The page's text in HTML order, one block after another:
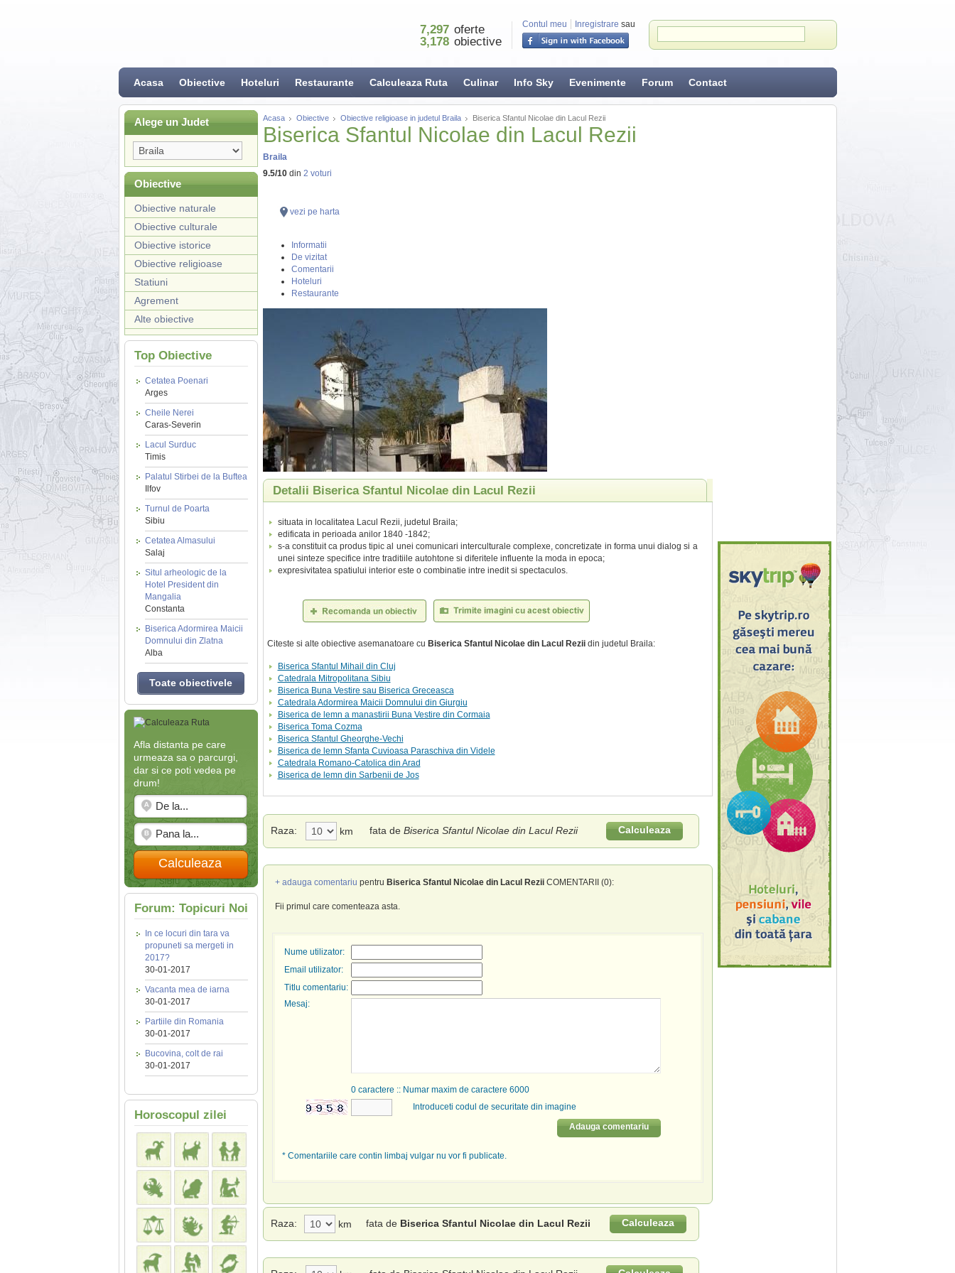
Contul meu Inregistrare sau
7,297 oferte
3,178 obiective
Acasa Obiective Hoteluri Restaurante Calculeaza Ruta Culinar Info Sky Evenimente Forum Contact
Alege un Judet
Obiective
Obiective naturale
Obiective culturale
Obiective istorice
Obiective religioase
Statiuni
Agrement
Alte obiective
Top Obiective
Cetatea Poenari
Arges
Cheile Nerei
Caras-Severin
Lacul Surduc
Timis
Palatul Stirbei de la Buftea
Ilfov
Turnul de Poarta
Sibiu
Cetatea Almasului
Salaj
Situl arheologic de la
Hotel President din
Mangalia
Constanta
Biserica Adormirea Maicii
Domnului din Zlatna
Alba
Toate obiectivele
Afla distanta pe care
urmeaza sa o parcurgi,
dar si ce poti vedea pe
drum!
Calculeaza
Forum: Topicuri Noi
In ce locuri din tara va
propuneti sa mergeti in
2017?
30-01-2017
Vacanta mea de iarna
30-01-2017
Partiile din Romania
30-01-2017
Bucovina, colt de rai
30-01-2017
Horoscopul zilei
Acasa Obiective Obiective religioase in judetul Braila Biserica Sfantul Nicolae din Lacul Rezii
Biserica Sfantul Nicolae din Lacul Rezii
Braila
9.5/10din 2 voturi
vezi pe harta
Informatii
De vizitat
Comentarii
Hoteluri
Restaurante
Detalii Biserica Sfantul Nicolae din Lacul Rezii
situata in localitatea Lacul Rezii, judetul Braila;
edificata in perioada anilor 1840 -1842;
s-a constituit ca produs tipic al unei comunicari interculturale complexe, concretizate in forma unui dialog si a
unei sinteze specifice intre traditiile autohtone si diferitele influente la moda in epoca;
expresivitatea spatiului interior este o combinatie intre inedit si spectaculos.
Citeste si alte obiective asemanatoare cu Biserica Sfantul Nicolae din Lacul Reziidin judetul Braila:
Biserica Sfantul Mihail din Cluj
Catedrala Mitropolitana Sibiu
Biserica Buna Vestire sau Biserica Greceasca
Catedrala Adormirea Maicii Domnului din Giurgiu
Biserica de lemn a manastirii Buna Vestire din Cormaia
Biserica Toma Cozma
Biserica Sfantul Gheorghe-Vechi
Biserica de lemn Sfanta Cuvioasa Paraschiva din Videle
Catedrala Romano-Catolica din Arad
Biserica de lemn din Sarbenii de Jos
Raza: km fata de Biserica Sfantul Nicolae din Lacul Rezii Calculeaza
+ adauga comentariu pentru Biserica Sfantul Nicolae din Lacul ReziiCOMENTARII (0):
Fii primul care comenteaza asta.
Nume utilizator:
Email utilizator:
Titlu comentariu:
Mesaj:
0caractere :: Numar maxim de caractere 6000
Introduceti codul de securitate din imagine
Adauga comentariu
* Comentariile care contin limbaj vulgar nu vor fi publicate.
Raza: km fata de Biserica Sfantul Nicolae din Lacul Rezii Calculeaza